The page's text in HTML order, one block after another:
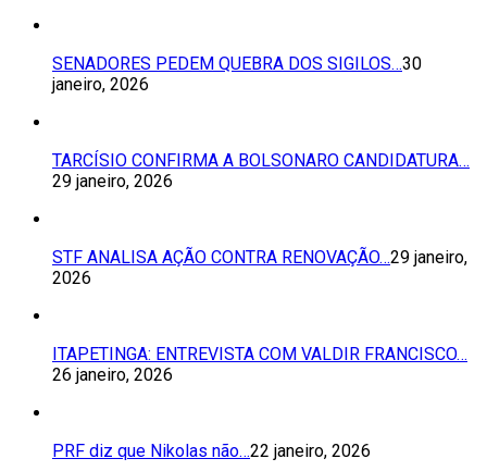
SENADORES PEDEM QUEBRA DOS SIGILOS…30
janeiro, 2026
TARCÍSIO CONFIRMA A BOLSONARO CANDIDATURA…
29 janeiro, 2026
STF ANALISA AÇÃO CONTRA RENOVAÇÃO…29 janeiro,
2026
ITAPETINGA: ENTREVISTA COM VALDIR FRANCISCO…
26 janeiro, 2026
PRF diz que Nikolas não…22 janeiro, 2026